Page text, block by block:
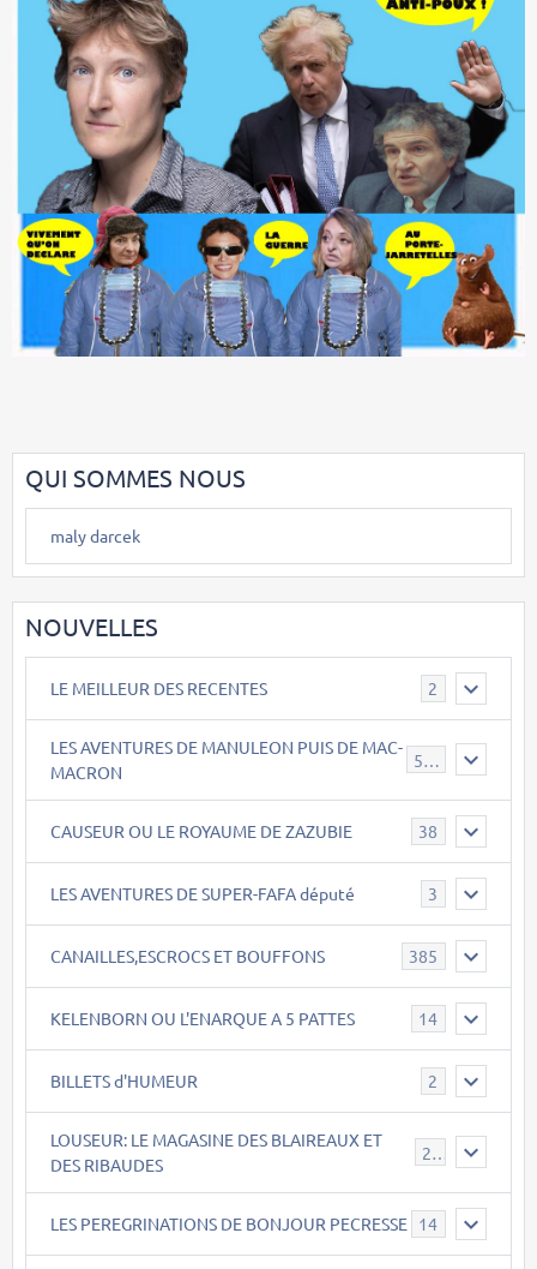
QUI SOMMES NOUS
maly darcek
NOUVELLES
LE MEILLEUR DES RECENTES 2
LES AVENTURES DE MANULEON PUIS DE MAC-
MACRON
543
CAUSEUR OU LE ROYAUME DE ZAZUBIE 38
LES AVENTURES DE SUPER-FAFA député 3
CANAILLES,ESCROCS ET BOUFFONS 385
KELENBORN OU L'ENARQUE A 5 PATTES 14
BILLETS d'HUMEUR 2
LOUSEUR: LE MAGASINE DES BLAIREAUX ET
DES RIBAUDES
21
LES PEREGRINATIONS DE BONJOUR PECRESSE 14